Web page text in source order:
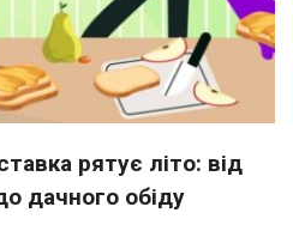
рятує літо: від
дачного обіду